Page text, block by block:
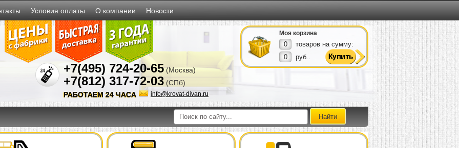
Условия оплаты О компании Новости
+7(495) 724-20-65 (Москва)
+7(812) 317-72-03 (СПб)
info@krovat-divan.ru
РАБОТАЕМ 24 ЧАСА
Моя корзина
0
товаров на сумму:
0
руб..